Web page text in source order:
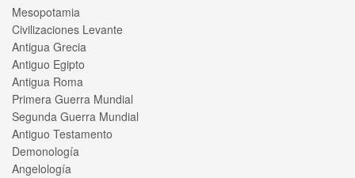
Mesopotamia
Civilizaciones Levante
Antigua Grecia
Antiguo Egipto
Antigua Roma
Primera Guerra Mundial
Segunda Guerra Mundial
Antiguo Testamento
Demonología
Angelología